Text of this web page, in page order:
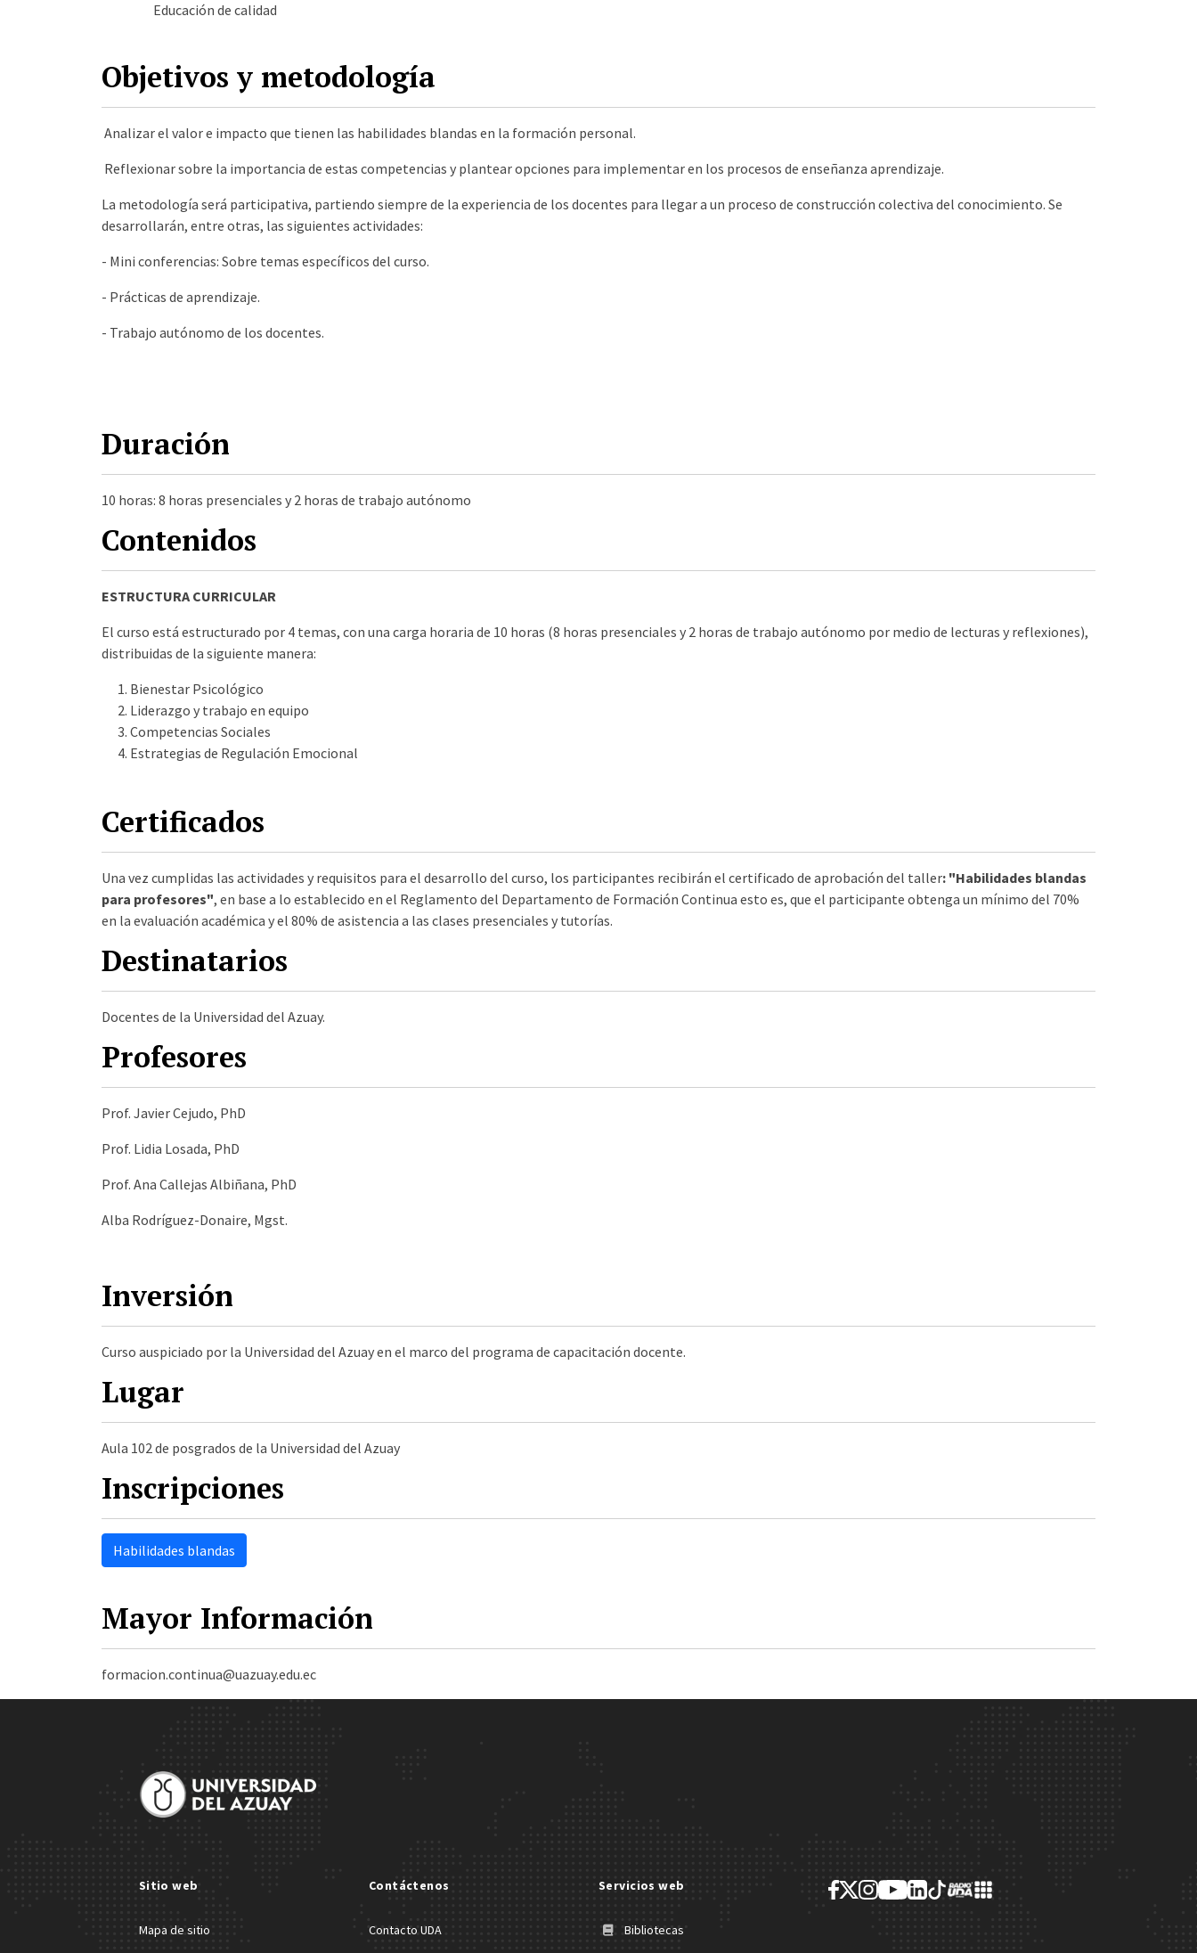
Educación de calidad
Objetivos y metodología
Analizar el valor e impacto que tienen las habilidades blandas en la formación personal.
Reflexionar sobre la importancia de estas competencias y plantear opciones para implementar en los procesos de enseñanza aprendizaje.
La metodología será participativa, partiendo siempre de la experiencia de los docentes para llegar a un proceso de construcción colectiva del conocimiento. Se
desarrollarán, entre otras, las siguientes actividades:
- Mini conferencias: Sobre temas específicos del curso.
- Prácticas de aprendizaje.
- Trabajo autónomo de los docentes.
Duración
10 horas: 8 horas presenciales y 2 horas de trabajo autónomo
Contenidos
ESTRUCTURA CURRICULAR
El curso está estructurado por 4 temas, con una carga horaria de 10 horas (8 horas presenciales y 2 horas de trabajo autónomo por medio de lecturas y reflexiones),
distribuidas de la siguiente manera:
Bienestar Psicológico
Liderazgo y trabajo en equipo
Competencias Sociales
Estrategias de Regulación Emocional
Certificados
Una vez cumplidas las actividades y requisitos para el desarrollo del curso, los participantes recibirán el certificado de aprobación del taller: "Habilidades blandas
para profesores", en base a lo establecido en el Reglamento del Departamento de Formación Continua esto es, que el participante obtenga un mínimo del 70%
en la evaluación académica y el 80% de asistencia a las clases presenciales y tutorías.
Destinatarios
Docentes de la Universidad del Azuay.
Profesores
Prof. Javier Cejudo, PhD
Prof. Lidia Losada, PhD
Prof. Ana Callejas Albiñana, PhD
Alba Rodríguez-Donaire, Mgst.
Inversión
Curso auspiciado por la Universidad del Azuay en el marco del programa de capacitación docente.
Lugar
Aula 102 de posgrados de la Universidad del Azuay
Inscripciones
Habilidades blandas
Mayor Información
formacion.continua@uazuay.edu.ec
Sitio web
Mapa de sitio
Contáctenos
Contacto UDA
Servicios web
Bibliotecas